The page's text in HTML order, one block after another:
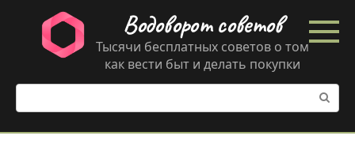
контенту
Водоворот советов
Тысячи бесплатных советов о том
как вести быт и делать покупки
Поиск: